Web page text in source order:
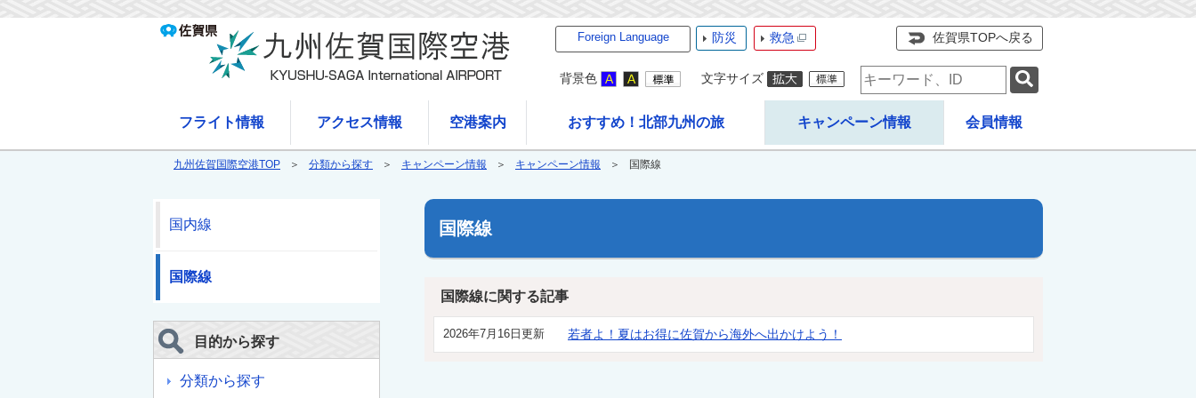
Foreign Language 防災 救急 佐賀県TOPへ戻る
背景色 文字サイズ
検
索
ー
フライト情報 アクセス情報 空港案内 おすすめ！北部九州の旅 キャンペーン情報 会員情報
九州佐賀国際空港TOP 分類から探す キャンペーン情報 キャンペーン情報 国際線
国際線
国際線に関する記事
2026年7月16日更新 若者よ！夏はお得に佐賀から海外へ出かけよう！
国内線
国際線
目的から探す
分類から探す